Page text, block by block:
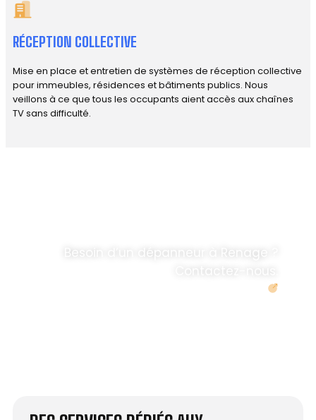
RÉCEPTION COLLECTIVE
Mise en place et entretien de systèmes de réception collective
pour immeubles, résidences et bâtiments publics. Nous
veillons à ce que tous les occupants aient accès aux chaînes
TV sans difficulté.
Besoin d’un dépanneur à Renage ?